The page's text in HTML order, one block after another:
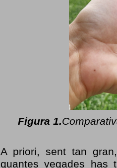
Figura 1.
A priori, sent tan
quantes vegades has